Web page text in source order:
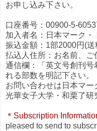
お申し込み下さい。
口座番号：00900-5-
加入者名：日本マーク・
振込金額：1部2000円(送
払込人住所：お名前、ご
通信欄：「英文号創刊号
れる部数を明記下さい。
お問い合わせは日本マ
光華女子大学・和栗了研
＊Subscription
pleased to send to